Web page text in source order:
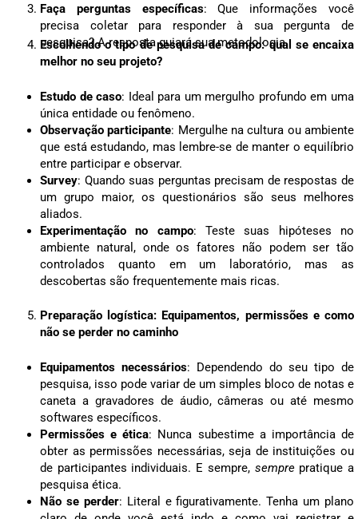
Faça perguntas específicas: Que informações você
precisa coletar para responder à sua pergunta de
pesquisa? A resposta guiará sua metodologia.
Escolhendo o tipo de pesquisa de campo: qual se encaixa
melhor no seu projeto?
Estudo de caso: Ideal para um mergulho profundo em uma
única entidade ou fenômeno.
Observação participante: Mergulhe na cultura ou ambiente
que está estudando, mas lembre-se de manter o equilíbrio
entre participar e observar.
Survey: Quando suas perguntas precisam de respostas de
um grupo maior, os questionários são seus melhores
aliados.
Experimentação no campo: Teste suas hipóteses no
ambiente natural, onde os fatores não podem ser tão
controlados quanto em um laboratório, mas as
descobertas são frequentemente mais ricas.
Preparação logística: Equipamentos, permissões e como
não se perder no caminho
Equipamentos necessários: Dependendo do seu tipo de
pesquisa, isso pode variar de um simples bloco de notas e
caneta a gravadores de áudio, câmeras ou até mesmo
softwares específicos.
Permissões e ética: Nunca subestime a importância de
obter as permissões necessárias, seja de instituições ou
de participantes individuais. E sempre, semprepratique a
pesquisa ética.
Não se perder: Literal e figurativamente. Tenha um plano